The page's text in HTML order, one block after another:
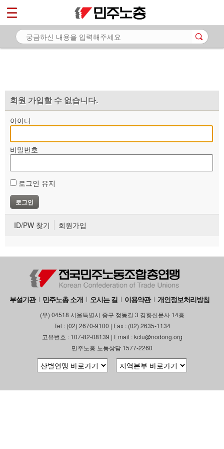
회원 가입할 수 없습니다.
아이디
비밀번호
로그인 유지
ID/PW 찾기 회원가입
부설기관 민주노총 소개 오시는 길 이용약관 개인정보처리방침
(우) 04518 서울특별시 중구 정동길 3 경향신문사 14층
Tel : (02) 2670-9100 | Fax : (02) 2635-1134
고유번호 : 107-82-08139 | Email : kctu@nodong.org
민주노총 노동상담 1577-2260
마이페이지
소개
자료
부설기관